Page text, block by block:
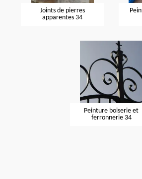
Joints de pierres
apparentes 34
Peinture boiserie et
ferronnerie 34